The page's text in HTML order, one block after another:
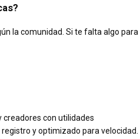
la comunidad. Si te falta algo para
creadores con utilidades
y optimizado para velocidad.